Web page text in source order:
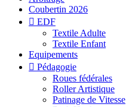
Coubertin 2026
 EDF
Textile Adulte
Textile Enfant
Equipements
 Pédagogie
Roues fédérales
Roller Artistique
Patinage de Vitesse